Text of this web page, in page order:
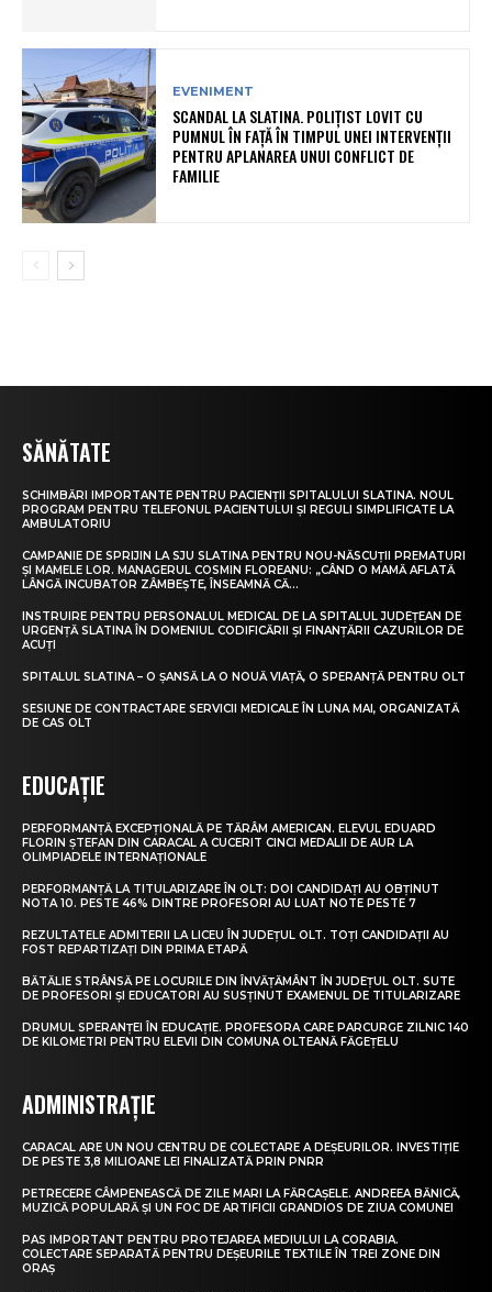
EVENIMENT
SCANDAL LA SLATINA. POLIȚIST LOVIT CU
PUMNUL ÎN FAȚĂ ÎN TIMPUL UNEI INTERVENȚII
PENTRU APLANAREA UNUI CONFLICT DE
FAMILIE
SĂNĂTATE
SCHIMBĂRI IMPORTANTE PENTRU PACIENȚII SPITALULUI SLATINA. NOUL
PROGRAM PENTRU TELEFONUL PACIENTULUI ȘI REGULI SIMPLIFICATE LA
AMBULATORIU
CAMPANIE DE SPRIJIN LA SJU SLATINA PENTRU NOU-NĂSCUȚII PREMATURI
ȘI MAMELE LOR. MANAGERUL COSMIN FLOREANU: „CÂND O MAMĂ AFLATĂ
LÂNGĂ INCUBATOR ZÂMBEȘTE, ÎNSEAMNĂ CĂ...
INSTRUIRE PENTRU PERSONALUL MEDICAL DE LA SPITALUL JUDEȚEAN DE
URGENȚĂ SLATINA ÎN DOMENIUL CODIFICĂRII ȘI FINANȚĂRII CAZURILOR DE
ACUȚI
SPITALUL SLATINA – O ȘANSĂ LA O NOUĂ VIAȚĂ, O SPERANȚĂ PENTRU OLT
SESIUNE DE CONTRACTARE SERVICII MEDICALE ÎN LUNA MAI, ORGANIZATĂ
DE CAS OLT
EDUCAȚIE
PERFORMANȚĂ EXCEPȚIONALĂ PE TĂRÂM AMERICAN. ELEVUL EDUARD
FLORIN ȘTEFAN DIN CARACAL A CUCERIT CINCI MEDALII DE AUR LA
OLIMPIADELE INTERNAȚIONALE
PERFORMANȚĂ LA TITULARIZARE ÎN OLT: DOI CANDIDAȚI AU OBȚINUT
NOTA 10. PESTE 46% DINTRE PROFESORI AU LUAT NOTE PESTE 7
REZULTATELE ADMITERII LA LICEU ÎN JUDEȚUL OLT. TOȚI CANDIDAȚII AU
FOST REPARTIZAȚI DIN PRIMA ETAPĂ
BĂTĂLIE STRÂNSĂ PE LOCURILE DIN ÎNVĂȚĂMÂNT ÎN JUDEȚUL OLT. SUTE
DE PROFESORI ȘI EDUCATORI AU SUSȚINUT EXAMENUL DE TITULARIZARE
DRUMUL SPERANȚEI ÎN EDUCAȚIE. PROFESORA CARE PARCURGE ZILNIC 140
DE KILOMETRI PENTRU ELEVII DIN COMUNA OLTEANĂ FĂGEȚELU
ADMINISTRAȚIE
CARACAL ARE UN NOU CENTRU DE COLECTARE A DEȘEURILOR. INVESTIȚIE
DE PESTE 3,8 MILIOANE LEI FINALIZATĂ PRIN PNRR
PETRECERE CÂMPENEASCĂ DE ZILE MARI LA FĂRCAȘELE. ANDREEA BĂNICĂ,
MUZICĂ POPULARĂ ȘI UN FOC DE ARTIFICII GRANDIOS DE ZIUA COMUNEI
PAS IMPORTANT PENTRU PROTEJAREA MEDIULUI LA CORABIA.
COLECTARE SEPARATĂ PENTRU DEȘEURILE TEXTILE ÎN TREI ZONE DIN
ORAȘ